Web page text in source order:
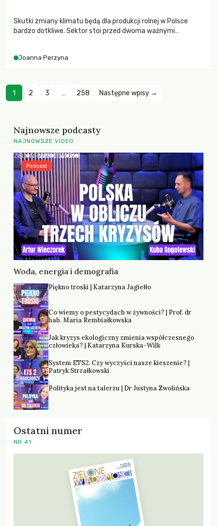
Skutki zmiany klimatu będą dla produkcji rolnej w Polsce
bardzo dotkliwe. Sektor stoi przed dwoma ważnymi
zachodzących zmian klimatycznych. Wymagać to będzie
Joanna Perzyna
1 2 3 … 258 Następne wpisy →
Najnowsze podcasty
NAJNOWSZE VIDEO
Woda, energia i demografia
Podcast
Piękno troski | Katarzyna Jagiełło
Co wiemy o pestycydach w żywności? | Prof. dr
hab. Maria Rembiałkowska
Jak kryzys ekologiczny zmienia współczesnego
człowieka? | Katarzyna Kurska-Wilk
System ETS2. Czy wyczyści nasze kieszenie? |
Patryk Strzałkowski
Polityka jest na talerzu | Dr Justyna Zwolińska
Ostatni numer
NR 41